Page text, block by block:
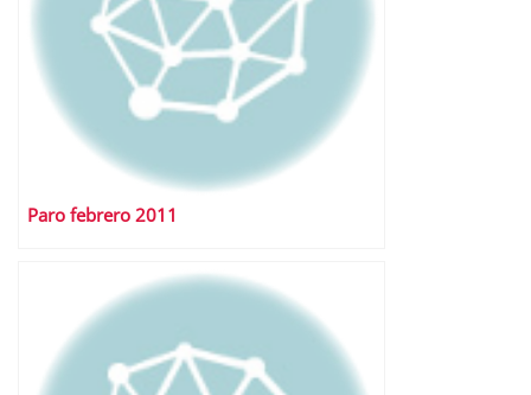
Paro febrero 2011